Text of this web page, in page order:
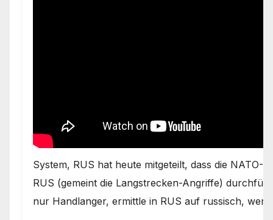
System, RUS hat heute mitgeteilt, dass die NATO-
RUS (gemeint die Langstrecken-Angriffe)
nur Handlanger, ermittle in RUS auf russisch, wer